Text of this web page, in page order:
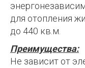
для отопления
до 440 кв.м.
Преимущества:
Не зависит от